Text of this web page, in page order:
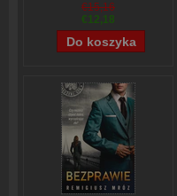
€15,16
€12,18